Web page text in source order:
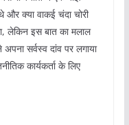
क्या वाकई चंदा चोरी
लेकिन इस बात का मलाल
सर्वस्व दांव पर लगाया
कार्यकर्ता के लिए